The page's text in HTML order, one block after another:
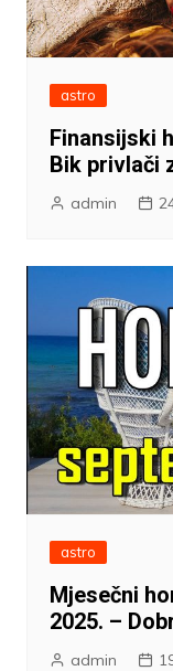
astro
Finansijski
Bik privlači
admin
astro
Mjesečni
2025. –
admin